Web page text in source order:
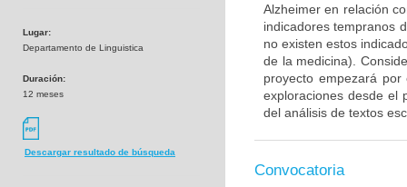
Lugar:
Departamento de Linguistica
Duración:
12 meses
Descargar resultado de búsqueda
Alzheimer en relación
indicadores tempranos
no existen estos
de la medicina).
proyecto empezará
exploraciones desde el
del análisis de textos
Convocatoria